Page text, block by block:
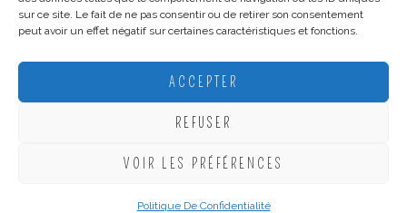
sur ce site. Le fait de ne pas consentir ou de retirer son consentement
peut avoir un effet négatif sur certaines caractéristiques et fonctions.
ACCEPTER
REFUSER
VOIR LES PRÉFÉRENCES
Politique De Confidentialité
CGV
Politique De Confidentialité
Plan du site
Webmarketing